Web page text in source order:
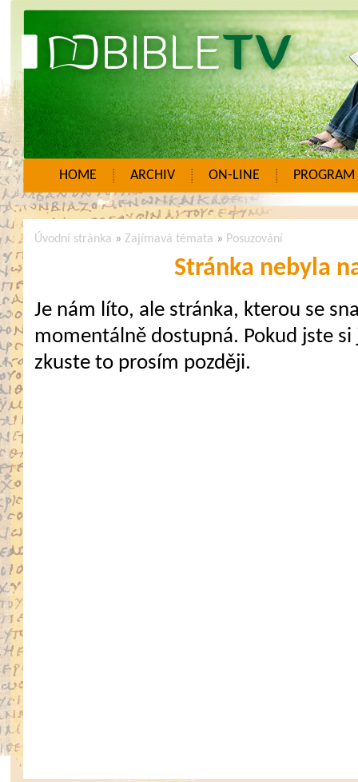
HOME ARCHIV ON-LINE PROGRAM
Úvodní stránka »Zajímavá témata » Posuzování
Stránka nebyla
Je nám líto, ale stránka, kterou se
momentálně dostupná. Pokud jste
zkuste to prosím později.